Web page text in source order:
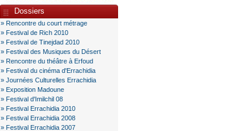
Dossiers
» Rencontre du court métrage
» Festival de Rich 2010
» Festival de Tinejdad 2010
» Festival des Musiques du Désert
» Rencontre du théâtre à Erfoud
» Festival du cinéma d'Errachidia
» Journées Culturelles Errachidia
» Exposition Madoune
» Festival d'Imilchil 08
» Festival Errachidia 2010
» Festival Errachidia 2008
» Festival Errachidia 2007